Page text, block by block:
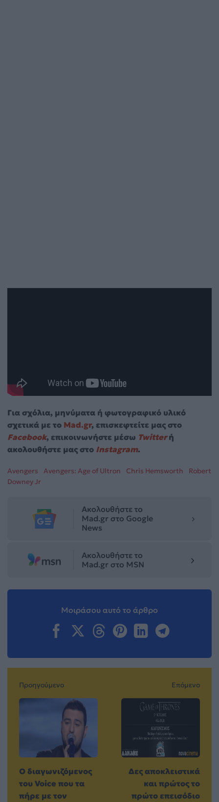
Για σχόλια, μηνύματα ή φωτογραφικό υλικό
σχετικά με το Mad.gr, επισκεφτείτε μας στο
Facebook, επικοινωνήστε μέσω Twitterή
ακολουθήστε μας στο Instagram.
Avengers Avengers: Age of Ultron Chris Hemsworth
Robert
Downey Jr
Ακολουθήστε το
Mad.gr στο Google
News
Ακολουθήστε το
Mad.gr στο MSN
Μοιράσου αυτό το άρθρο
Προηγούμενο
Ο διαγωνιζόμενος
του Voice που τα
πήρε με τον
Επόμενο
Δες αποκλειστικά
και πρώτος το
πρώτο επεισόδιο